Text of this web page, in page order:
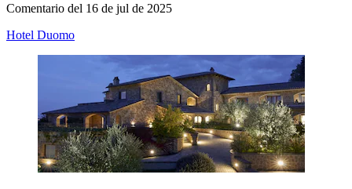
Comentario del 16 de jul de 2025
Hotel Duomo